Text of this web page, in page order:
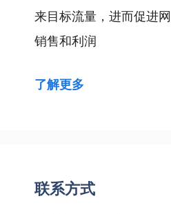
来目标流量，进而促进
销售和利润
了解更多
联系方式